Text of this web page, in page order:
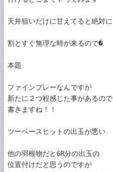
天井狙いだけに甘えてると絶対に
割とすぐ無理な時が来るので�
本題
ファインプレーなんですが
新たに２つ程感じた事があるので
書きますね！！
ツーベースヒットの出玉が悪い
他の羽根物だと6R分の出玉の
位置付けだと思うのですが